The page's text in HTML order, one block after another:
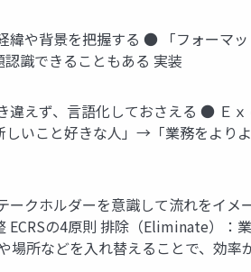
緯や背景を把握する ● 「フォーマ
識できることもある 実装
違えず、言語化しておさえる ●
いこと好きな人」→「業務をより
ークホルダーを意識して流れをイ
の4原則 排除（Eliminate）
場所などを入れ替えることで、効